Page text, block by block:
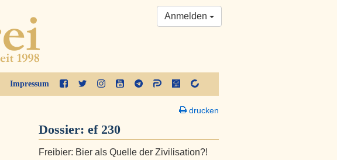
Impressum
Anmelden
drucken
Dossier: ef 230
Freibier: Bier als Quelle der Zivilisation?!